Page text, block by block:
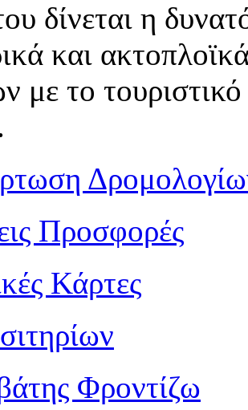
δίνεται η
και
με το
Προσφορές
Κάρτες
Φροντίζω